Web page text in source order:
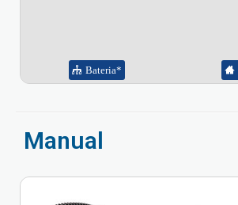
Bateria*
Manual